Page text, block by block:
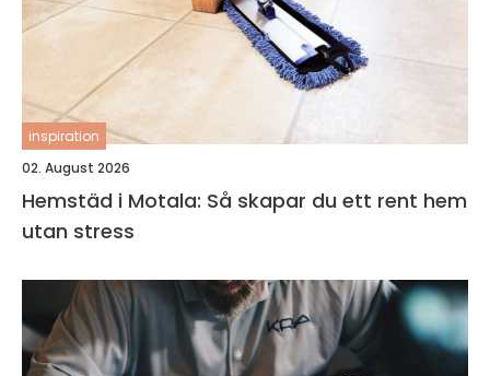
inspiration
02. August 2026
Hemstäd i Motala: Så skapar du ett rent hem
utan stress